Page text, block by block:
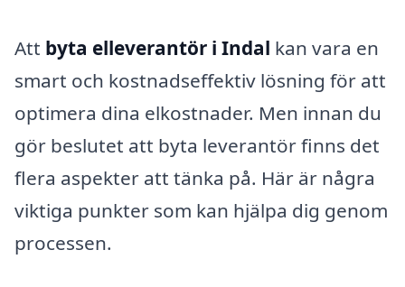
Att byta elleverantör i Indal kan vara en
smart och kostnadseffektiv lösning för att
optimera dina elkostnader. Men innan du
gör beslutet att byta leverantör finns det
flera aspekter att tänka på. Här är några
viktiga punkter som kan hjälpa dig genom
processen.